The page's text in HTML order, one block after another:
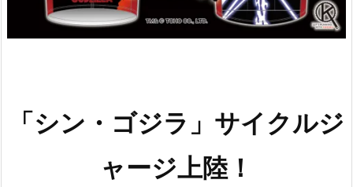
「シン・ゴジラ」サイクルジ
ャージ上陸！